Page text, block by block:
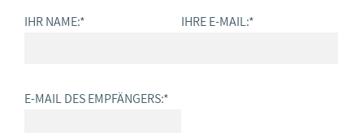
IHR NAME:* IHRE E-MAIL:*
E-MAIL DES EMPFÄNGERS:*